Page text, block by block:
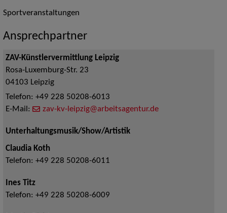
Sportveranstaltungen
Ansprechpartner
ZAV-Künstlervermittlung Leipzig
Rosa-Luxemburg-Str. 23
04103 Leipzig
Telefon: +49 228 50208-6013
E-Mail:
zav-kv-leipzig@arbeitsagentur.de
Unterhaltungsmusik/Show/Artistik
Claudia Koth
Telefon: +49 228 50208-6011
Ines Titz
Telefon: +49 228 50208-6009